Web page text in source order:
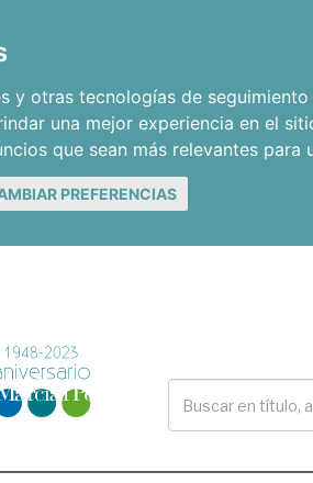
y otras tecnologías de
una mejor experiencia en el
que sean más relevantes para
PREFERENCIAS